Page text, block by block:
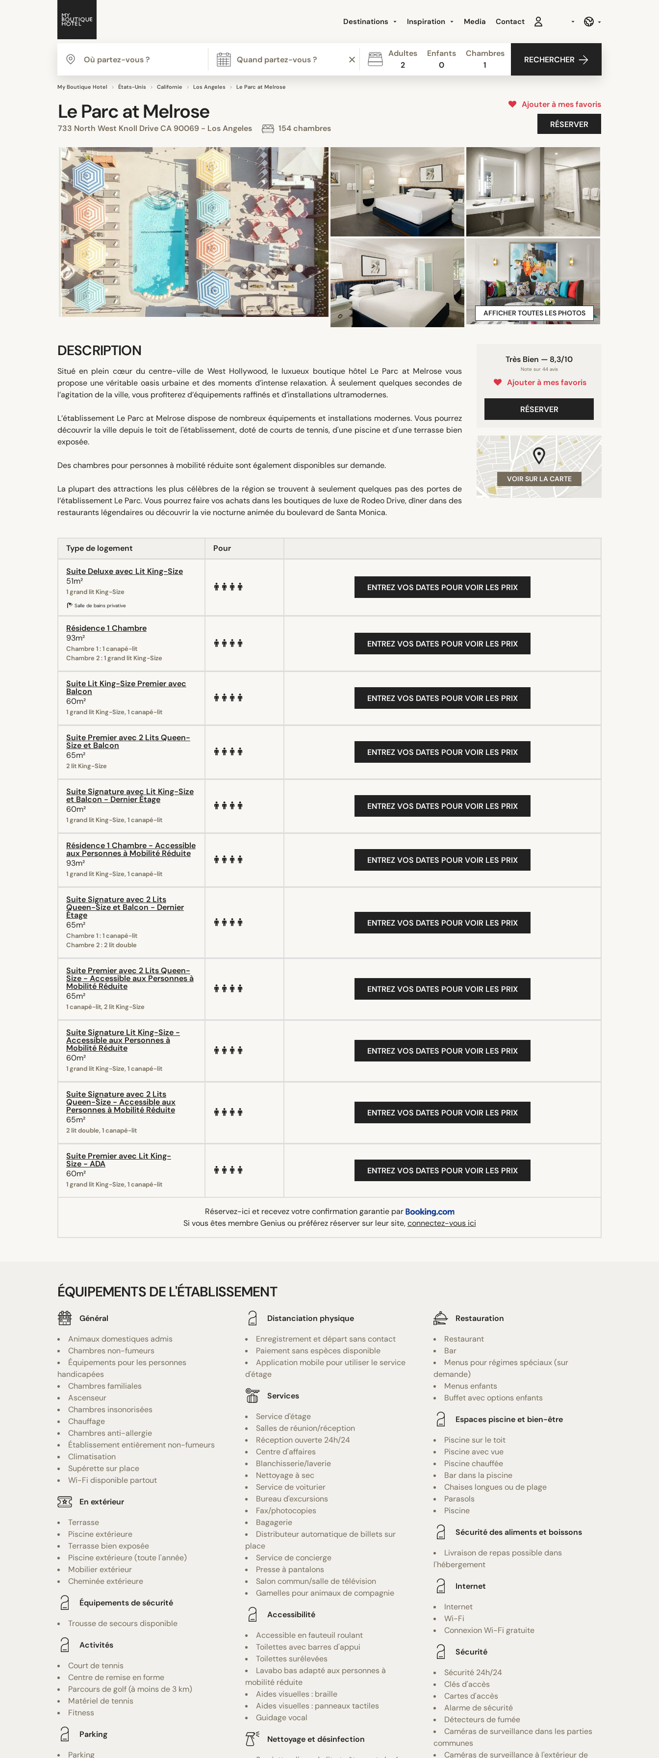
Destinations Inspiration Media Contact
Adultes
2
Enfants
0
Chambres
1
RECHERCHER
My Boutique Hotel États-Unis Californie Los Angeles Le Parc at Melrose
Le Parc at Melrose
733 North West Knoll Drive CA 90069 - Los Angeles 154 chambres
Ajouter à mes favoris
RÉSERVER
AFFICHER TOUTES LES PHOTOS
Très Bien — 8,3/10
Note sur 44 avis
Ajouter à mes favoris
RÉSERVER
VOIR SUR LA CARTE
DESCRIPTION
Situé en plein cœur du centre-ville de West Hollywood, le luxueux boutique hôtel Le Parc at Melrose vous
propose une véritable oasis urbaine et des moments d’intense relaxation. À seulement quelques secondes de
l’agitation de la ville, vous profiterez d’équipements raffinés et d’installations ultramodernes.
L’établissement Le Parc at Melrose dispose de nombreux équipements et installations modernes. Vous pourrez
découvrir la ville depuis le toit de l'établissement, doté de courts de tennis, d'une piscine et d'une terrasse bien
exposée.
Des chambres pour personnes à mobilité réduite sont également disponibles sur demande.
La plupart des attractions les plus célèbres de la région se trouvent à seulement quelques pas des portes de
l’établissement Le Parc. Vous pourrez faire vos achats dans les boutiques de luxe de Rodeo Drive, dîner dans des
restaurants légendaires ou découvrir la vie nocturne animée du boulevard de Santa Monica.
Type de logement Pour
Suite Deluxe avec Lit King-Size
51m²
1 grand lit King-Size
Salle de bains privative
ENTREZ VOS DATES POUR VOIR LES PRIX
Résidence 1 Chambre
93m²
Chambre 1 : 1 canapé-lit
Chambre 2 : 1 grand lit King-Size
ENTREZ VOS DATES POUR VOIR LES PRIX
Suite Lit King-Size Premier avec
Balcon
60m²
1 grand lit King-Size, 1 canapé-lit
ENTREZ VOS DATES POUR VOIR LES PRIX
Suite Premier avec 2 Lits Queen-
Size et Balcon
65m²
2 lit King-Size
ENTREZ VOS DATES POUR VOIR LES PRIX
Suite Signature avec Lit King-Size
et Balcon - Dernier Étage
60m²
1 grand lit King-Size, 1 canapé-lit
ENTREZ VOS DATES POUR VOIR LES PRIX
Résidence 1 Chambre - Accessible
aux Personnes à Mobilité Réduite
93m²
1 grand lit King-Size, 1 canapé-lit
ENTREZ VOS DATES POUR VOIR LES PRIX
Suite Signature avec 2 Lits
Queen-Size et Balcon - Dernier
Étage
65m²
Chambre 1 : 1 canapé-lit
Chambre 2 : 2 lit double
ENTREZ VOS DATES POUR VOIR LES PRIX
Suite Premier avec 2 Lits Queen-
Size - Accessible aux Personnes à
Mobilité Réduite
65m²
1 canapé-lit, 2 lit King-Size
ENTREZ VOS DATES POUR VOIR LES PRIX
Suite Signature Lit King-Size -
Accessible aux Personnes à
Mobilité Réduite
60m²
1 grand lit King-Size, 1 canapé-lit
ENTREZ VOS DATES POUR VOIR LES PRIX
Suite Signature avec 2 Lits
Queen-Size - Accessible aux
Personnes à Mobilité Réduite
65m²
2 lit double, 1 canapé-lit
ENTREZ VOS DATES POUR VOIR LES PRIX
Suite Premier avec Lit King-
Size - ADA
60m²
1 grand lit King-Size, 1 canapé-lit
ENTREZ VOS DATES POUR VOIR LES PRIX
Réservez-ici et recevez votre confirmation garantie par
Si vous êtes membre Genius ou préférez réserver sur leur site,connectez-vous ici
ÉQUIPEMENTS DE L'ÉTABLISSEMENT
Général
Animaux domestiques admis
Chambres non-fumeurs
Équipements pour les personnes
handicapées
Chambres familiales
Ascenseur
Chambres insonorisées
Chauffage
Chambres anti-allergie
Établissement entièrement non-fumeurs
Climatisation
Supérette sur place
Wi-Fi disponible partout
En extérieur
Terrasse
Piscine extérieure
Terrasse bien exposée
Piscine extérieure (toute l'année)
Mobilier extérieur
Cheminée extérieure
Équipements de sécurité
Trousse de secours disponible
Activités
Court de tennis
Centre de remise en forme
Parcours de golf (à moins de 3 km)
Matériel de tennis
Fitness
Parking
Parking
Distanciation physique
Enregistrement et départ sans contact
Paiement sans espèces disponible
Application mobile pour utiliser le service
d'étage
Services
Service d'étage
Salles de réunion/réception
Réception ouverte 24h/24
Centre d'affaires
Blanchisserie/laverie
Nettoyage à sec
Service de voiturier
Bureau d'excursions
Fax/photocopies
Bagagerie
Distributeur automatique de billets sur
place
Service de concierge
Presse à pantalons
Salon commun/salle de télévision
Gamelles pour animaux de compagnie
Accessibilité
Accessible en fauteuil roulant
Toilettes avec barres d'appui
Toilettes surélevées
Lavabo bas adapté aux personnes à
mobilité réduite
Aides visuelles : braille
Aides visuelles : panneaux tactiles
Guidage vocal
Nettoyage et désinfection
Restauration
Restaurant
Bar
Menus pour régimes spéciaux (sur
demande)
Menus enfants
Buffet avec options enfants
Espaces piscine et bien-être
Piscine sur le toit
Piscine avec vue
Piscine chauffée
Bar dans la piscine
Chaises longues ou de plage
Parasols
Piscine
Sécurité des aliments et boissons
Livraison de repas possible dans
l'hébergement
Internet
Internet
Wi-Fi
Connexion Wi-Fi gratuite
Sécurité
Sécurité 24h/24
Clés d'accès
Cartes d'accès
Alarme de sécurité
Détecteurs de fumée
Caméras de surveillance dans les parties
communes
Caméras de surveillance à l'extérieur de